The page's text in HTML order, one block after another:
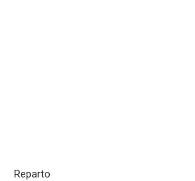
Reparto